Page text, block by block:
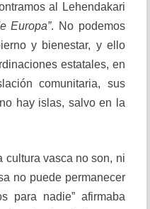
al Lehendakari
Europa”. No podemos
y bienestar, y ello
estatales, en
comunitaria, sus
hay islas, salvo en la
cultura vasca no son, ni
no puede permanecer
para nadie” afirmaba